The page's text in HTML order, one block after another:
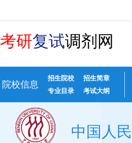
考研复试调剂网
院校信息
招生院校
招生简章
专业目录
考试大纲
中国人